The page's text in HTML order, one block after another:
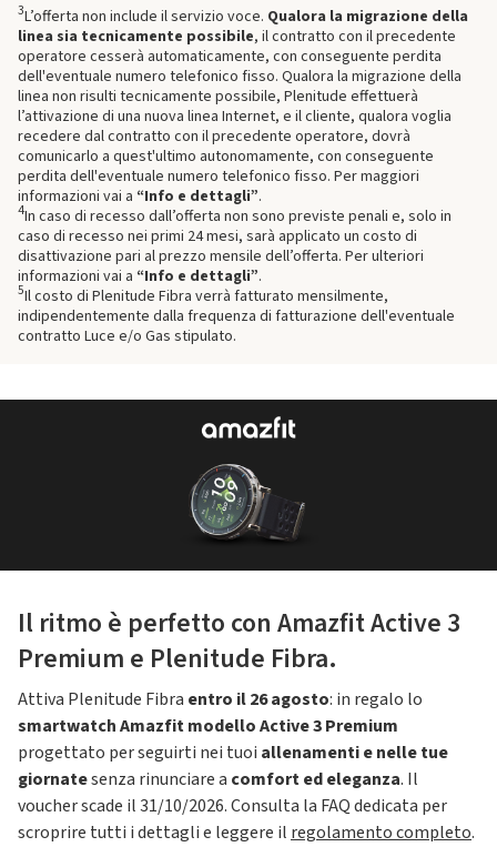
3L’offerta non include il servizio voce. Qualora la migrazione della
linea sia tecnicamente possibile, il contratto con il precedente
operatore cesserà automaticamente, con conseguente perdita
dell'eventuale numero telefonico fisso. Qualora la migrazione della
linea non risulti tecnicamente possibile, Plenitude effettuerà
l’attivazione di una nuova linea Internet, e il cliente, qualora voglia
recedere dal contratto con il precedente operatore, dovrà
comunicarlo a quest'ultimo autonomamente, con conseguente
perdita dell'eventuale numero telefonico fisso. Per maggiori
informazioni vai a “Info e dettagli”.
4In caso di recesso dall’offerta non sono previste penali e, solo in
caso di recesso nei primi 24 mesi, sarà applicato un costo di
disattivazione pari al prezzo mensile dell’offerta. Per ulteriori
informazioni vai a “Info e dettagli”.
5Il costo di Plenitude Fibra verrà fatturato mensilmente,
indipendentemente dalla frequenza di fatturazione dell'eventuale
contratto Luce e/o Gas stipulato.
Il ritmo è perfetto con Amazfit Active 3
Premium e Plenitude Fibra.
Attiva Plenitude Fibra entro il 26 agosto: in regalo lo
smartwatch Amazfit modello Active 3 Premium
progettato per seguirti nei tuoi allenamenti e nelle tue
giornatesenza rinunciare a comfort ed eleganza. Il
voucher scade il 31/10/2026. Consulta la FAQ dedicata per
scroprire tutti i dettagli e leggere ilregolamento completo.